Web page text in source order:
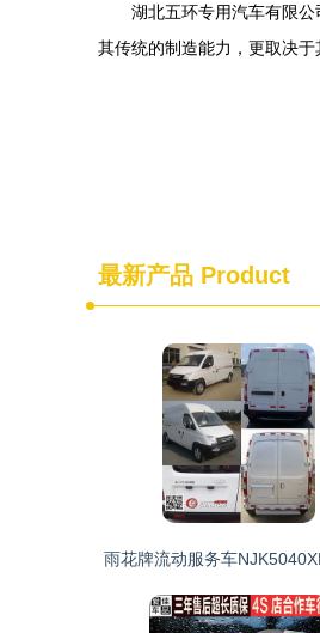
湖北五环专用汽车有限
其传统的制造能力，更取决
最新产品 Product